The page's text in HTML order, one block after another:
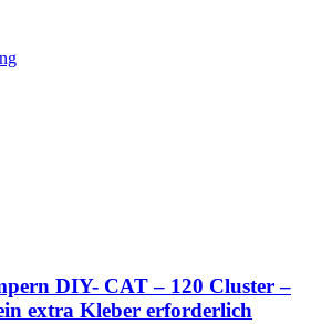
DIY- CAT – 120 Cluster –
extra Kleber erforderlich